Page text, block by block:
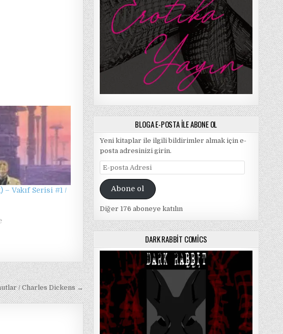
– Vakıf Serisi #1 /
/ Charles Dickens →
BLOGA E-POSTA ILE ABONE OL
Yeni kitaplar ile ilgili bildirimler almak için e-
posta adresinizi girin.
E-
posta
AdresiAbone ol
Diğer 176 aboneye katılın
DARK RABBIT COMICS